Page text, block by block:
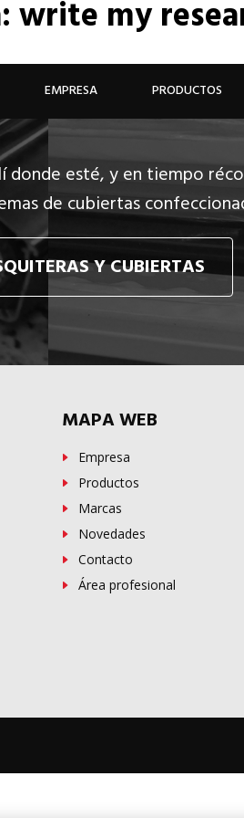
EMPRESA PRODUCTOS
write my
donde esté, y en tiempo
de cubiertas
Y CUBIERTAS
MAPA WEB
Empresa
Productos
Marcas
Novedades
Contacto
Área profesional